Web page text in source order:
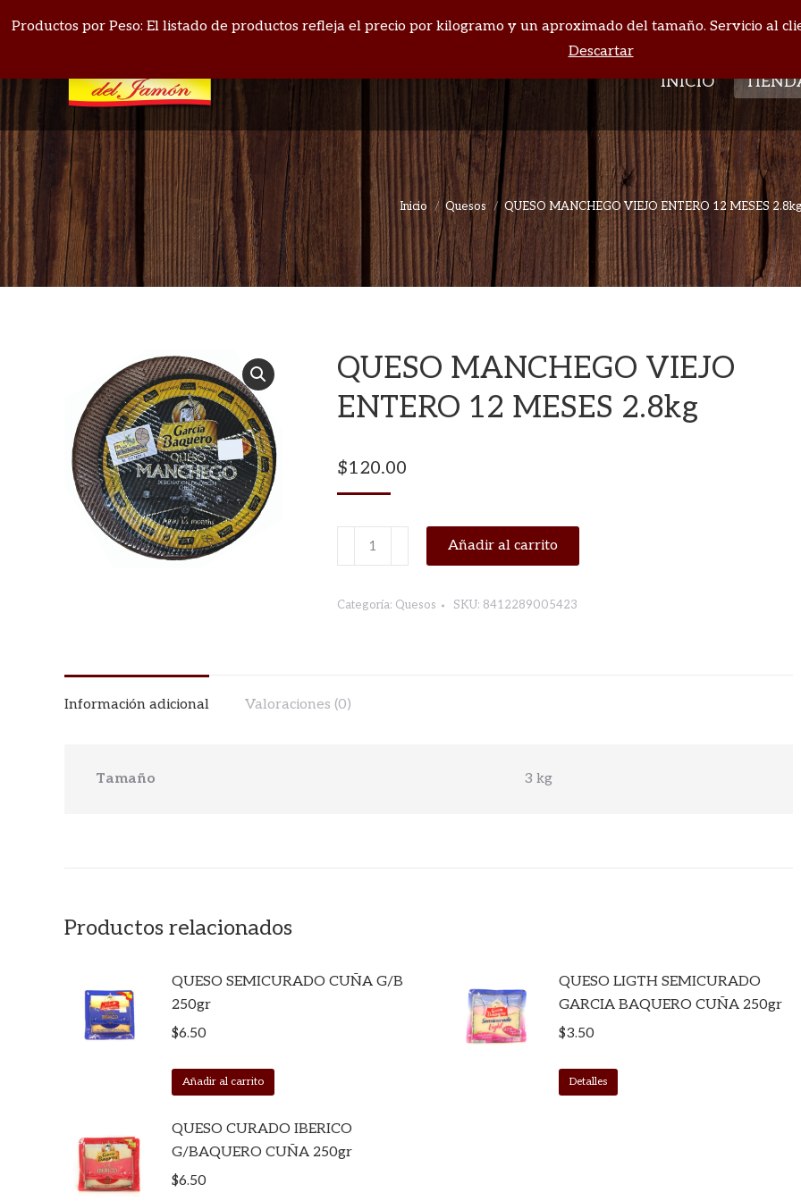
Productos por Peso: El listado de productos refleja el precio por kilogramo y un aproximado del tamaño. Servicio al
Descartar
INICIO
Estás aquí:
Inicio Quesos QUESO MANCHEGO VIEJO ENTERO 12 MESES
QUESO MANCHEGO VIEJO
ENTERO 12 MESES 2.8kg
$120.00
QUESO
MANCHEGO
ENTERO
cantidad
Añadir al carrito
Categoría: Quesos SKU: 8412289005423
Información adicional Valoraciones (0)
Tamaño 3 kg
Productos relacionados
QUESO SEMICURADO CUÑA G/B
250gr
$6.50
Añadir al carrito
QUESO LIGTH SEMICURADO
GARCIA BAQUERO CUÑA 250gr
$3.50
Detalles
QUESO CURADO IBERICO
G/BAQUERO CUÑA 250gr
$6.50
INICIO